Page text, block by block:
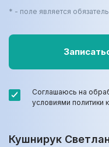
* - поле является
Соглашаюсь на
условиями политики
Кушнирук